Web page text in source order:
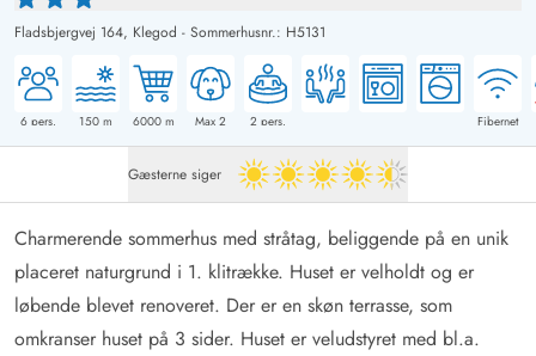
Fladsbjergvej 164, Klegod - Sommerhusnr.: H5131
6 pers. 150 m 6000m Max 2 2 pers. Fibernet
Gæsterne siger 4.5 ud af 5
Charmerende sommerhus med stråtag, beliggende på en unik
placeret naturgrund i 1. klitrække. Huset er velholdt og er
løbende blevet renoveret. Der er en skøn terrasse, som
omkranser huset på 3 sider. Huset er veludstyret med bl.a.